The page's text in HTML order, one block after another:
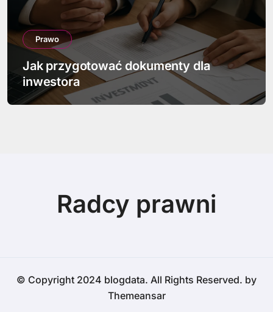
Prawo
Jak przygotować dokumenty dla
inwestora
Radcy prawni
© Copyright 2024 blogdata. All Rights Reserved. by
Themeansar